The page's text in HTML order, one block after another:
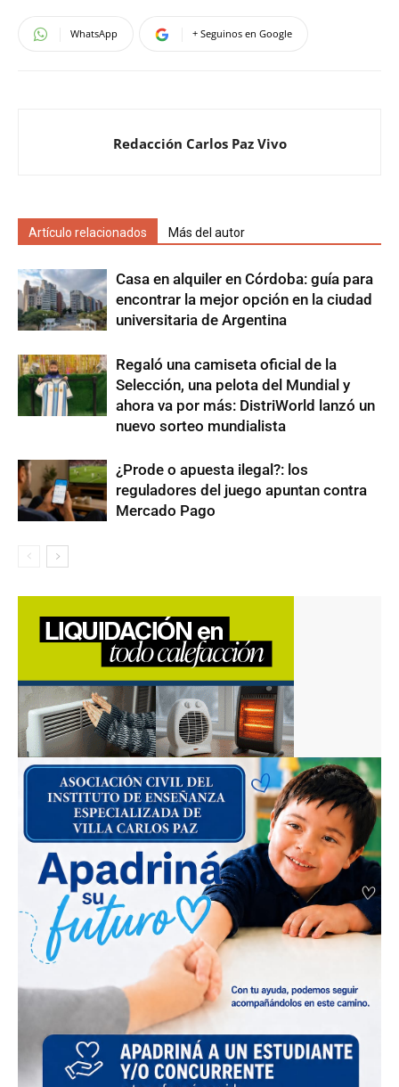
WhatsApp + Seguinos en Google
Redacción Carlos Paz Vivo
Artículo relacionados Más del autor
Casa en alquiler en Córdoba: guía para
encontrar la mejor opción en la ciudad
universitaria de Argentina
Regaló una camiseta oficial de la
Selección, una pelota del Mundial y
ahora va por más: DistriWorld lanzó un
nuevo sorteo mundialista
¿Prode o apuesta ilegal?: los
reguladores del juego apuntan contra
Mercado Pago